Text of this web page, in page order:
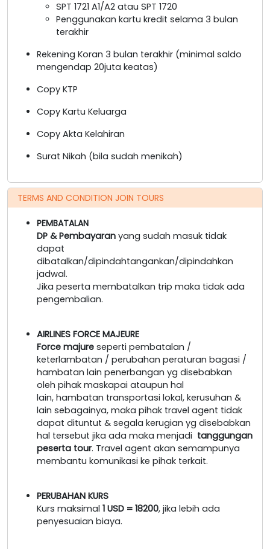
SPT 1721 A1/A2 atau SPT 1720
Penggunakan kartu kredit selama 3 bulan
terakhir
Rekening Koran 3 bulan terakhir (minimal saldo
mengendap 20juta keatas)
Copy KTP
Copy Kartu Keluarga
Copy Akta Kelahiran
Surat Nikah (bila sudah menikah)
TERMS AND CONDITION JOIN TOURS
PEMBATALAN
DP & Pembayaran yang sudah masuk tidak
dapat
dibatalkan/dipindahtangankan/dipindahkan
jadwal.
Jika peserta membatalkan trip maka tidak ada
pengembalian.
AIRLINES FORCE MAJEURE
Force majure seperti pembatalan /
keterlambatan / perubahan peraturan bagasi /
hambatan lain penerbangan yg disebabkan
oleh pihak maskapai ataupun hal
lain, hambatan transportasi lokal, kerusuhan &
lain sebagainya, maka pihak travel agent tidak
dapat dituntut & segala kerugian yg disebabkan
hal tersebut jika ada maka menjadi tanggungan
peserta tour. Travel agent akan semampunya
membantu komunikasi ke pihak terkait.
PERUBAHAN KURS
Kurs maksimal 1 USD = 18200, jika lebih ada
penyesuaian biaya.